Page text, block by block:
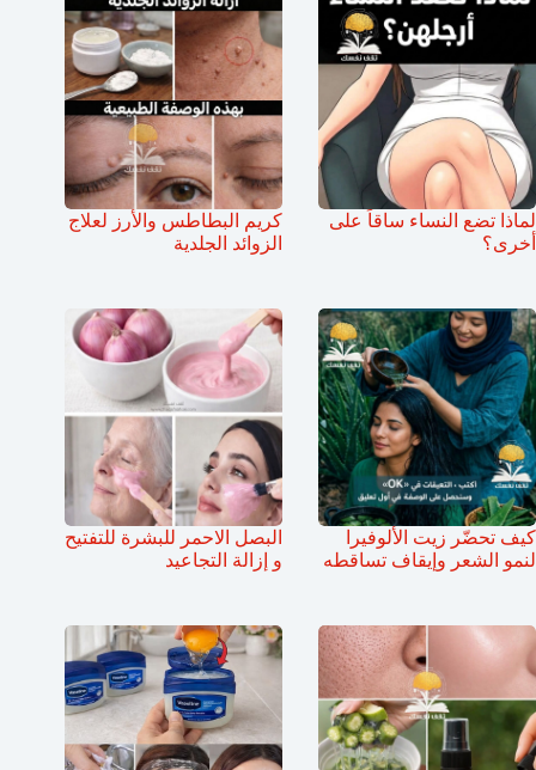
لماذا تضع النساء ساقاً على
أخرى؟
كريم البطاطس والأرز لعلاج
الزوائد الجلدية
كيف تحضّر زيت الألوفيرا
لنمو الشعر وإيقاف تساقطه
البصل الاحمر للبشرة للتفتيح
و إزالة التجاعيد